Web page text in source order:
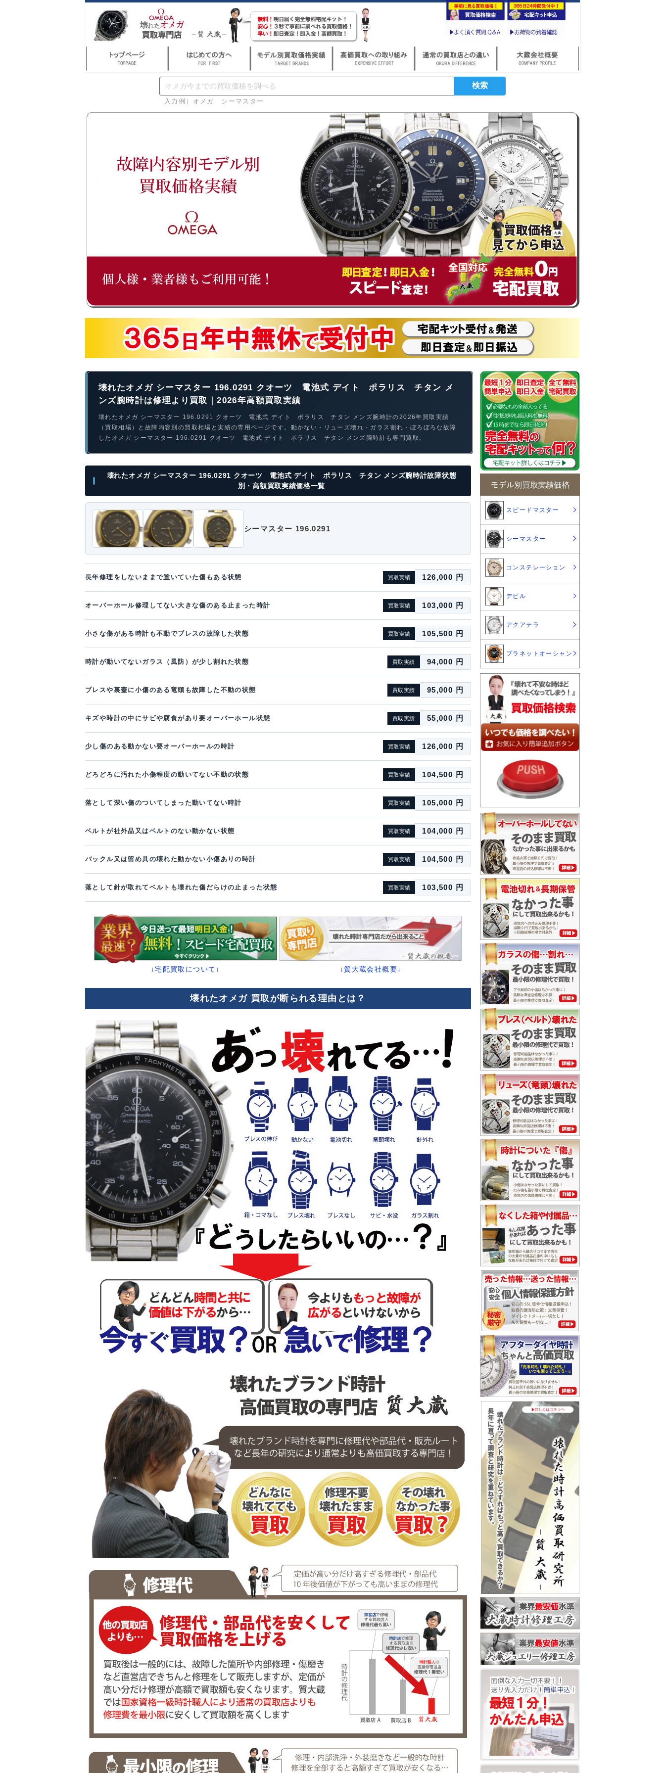
入力例）オメガ シーマスター
壊れたオメガ シーマスター 196.0291 クオーツ 電池式 デイト ポラリス チタン メ
ンズ腕時計は修理より買取｜2026年高額買取実績
壊れたオメガ シーマスター 196.0291 クオーツ 電池式 デイト ポラリス チタン メンズ腕時計の2026年買取実績
（買取相場）と故障内容別の買取相場と実績の専用ページです。動かない・リューズ壊れ・ガラス割れ・ぼろぼろな故障
したオメガ シーマスター 196.0291 クオーツ 電池式 デイト ポラリス チタン メンズ腕時計も専門買取。
壊れたオメガ シーマスター 196.0291 クオーツ 電池式 デイト ポラリス チタン メンズ腕時計故障状態
別・高額買取実績価格一覧
シーマスター 196.0291
長年修理をしないままで置いていた傷もある状態 買取実績 126,000 円
オーバーホール修理してない大きな傷のある止まった時計 買取実績 103,000 円
小さな傷がある時計も不動でブレスの故障した状態 買取実績 105,500 円
時計が動いてないガラス（風防）が少し割れた状態 買取実績 94,000 円
ブレスや裏蓋に小傷のある竜頭も故障した不動の状態 買取実績 95,000 円
キズや時計の中にサビや腐食があり要オーバーホール状態 買取実績 55,000 円
少し傷のある動かない要オーバーホールの時計 買取実績 126,000 円
どろどろに汚れた小傷程度の動いてない不動の状態 買取実績 104,500 円
落として深い傷のついてしまった動いてない時計 買取実績 105,000 円
ベルトが社外品又はベルトのない動かない状態 買取実績 104,000 円
バックル又は留め具の壊れた動かない小傷ありの時計 買取実績 104,500 円
落として針が取れてベルトも壊れた傷だらけの止まった状態 買取実績 103,500 円
↓宅配買取について↓ ↓質大蔵会社概要↓
壊れたオメガ 買取が断られる理由とは？
スピードマスター
シーマスター
コンステレーション
デビル
アクアテラ
プラネットオーシャン